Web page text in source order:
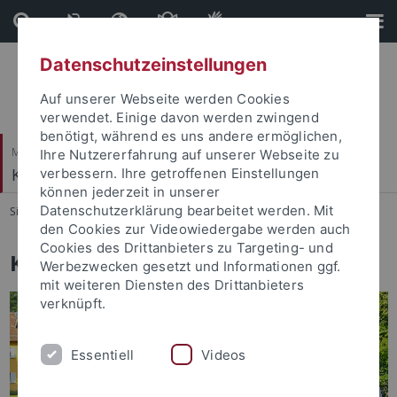
Direkt
zum
Inhalt
Direkt
zur
Fußleiste
Mathematisch-Naturwissenschaftliche Fakultät
Kommunikationsnetze
Sie sind hier: Startseite ... Staff
Kommunikationsnetze
Datenschutzeinstellungen
Auf unserer Webseite werden Cookies
verwendet. Einige davon werden zwingend
benötigt, während es uns andere ermöglichen,
Ihre Nutzererfahrung auf unserer Webseite zu
verbessern. Ihre getroffenen Einstellungen
können jederzeit in unserer
Datenschutzerklärung bearbeitet werden. Mit
den Cookies zur Videowiedergabe werden auch
Cookies des Drittanbieters zu Targeting- und
Werbezwecken gesetzt und Informationen ggf.
mit weiteren Diensten des Drittanbieters
verknüpft.
Essentiell Videos